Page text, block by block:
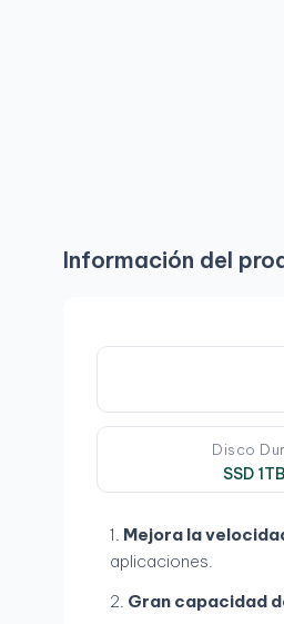
Información del
Disco
SSD 1TB
Mejora la
aplicaciones.
Gran capacidad